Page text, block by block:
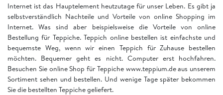
Internet ist das Hauptelement heutzutage für unser Leben. Es gibt ja
selbstverständlich Nachteile und Vorteile von online Shopping im
Internet. Was sind aber beispielsweise die Vorteile von online
Bestellung für Teppiche. Teppich online bestellen ist einfachste und
bequemste Weg, wenn wir einen Teppich für Zuhause bestellen
möchten. Bequemer geht es nicht. Computer erst hochfahren.
Besuchen Sie online Shop für Teppiche www.teppium.de aus unserem
Sortiment sehen und bestellen. Und wenige Tage später bekommen
Sie die bestellten Teppiche geliefert.